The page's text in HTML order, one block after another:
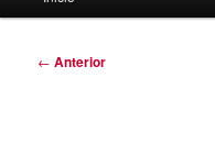
Navegación
← Anterior